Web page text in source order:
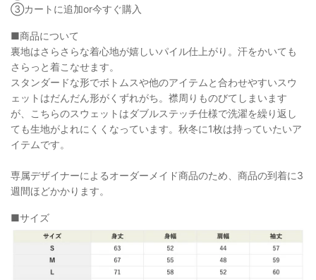
③カートに追加or今すぐ購入
■商品について
裏地はさらさらな着心地が嬉しいパイル仕上がり。汗をかいても
さらっと着こなせます。
スタンダードな形でボトムスや他のアイテムと合わせやすいスウ
ェットはだんだん形がくずれがち。襟周りものびてしまいます
が、こちらのスウェットはダブルステッチ仕様で洗濯を繰り返し
ても生地がよれにくくなっています。秋冬に1枚は持っていたいア
イテムです。
専属デザイナーによるオーダーメイド商品のため、商品の到着に3
週間ほどかかります。
■サイズ